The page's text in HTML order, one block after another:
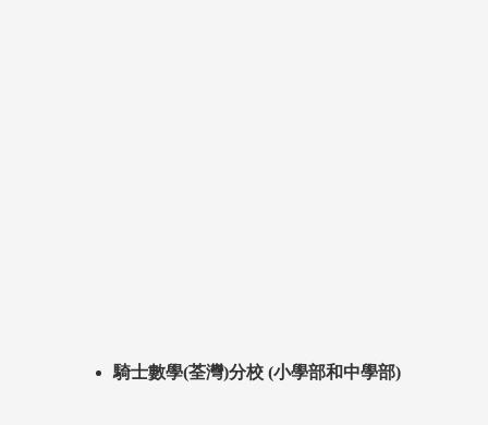
騎士數學(荃灣)分校 (小學部和中學部)